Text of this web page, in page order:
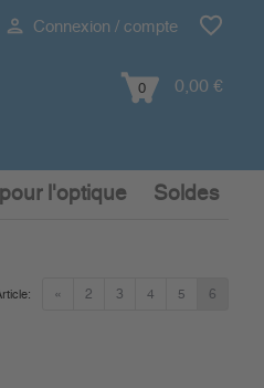
Connexion / compte
0 0,00 €
l'optique Soldes
« 2 3 4 5 6